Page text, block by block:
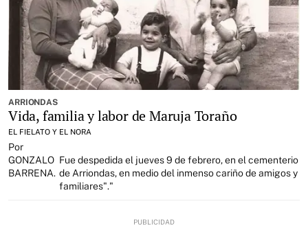
ARRIONDAS
Vida, familia y labor de Maruja Toraño
EL FIELATO Y EL NORA
Por
GONZALO
BARRENA.
Fue despedida el jueves 9 de febrero, en el cementerio
de Arriondas, en medio del inmenso cariño de amigos y
familiares"."